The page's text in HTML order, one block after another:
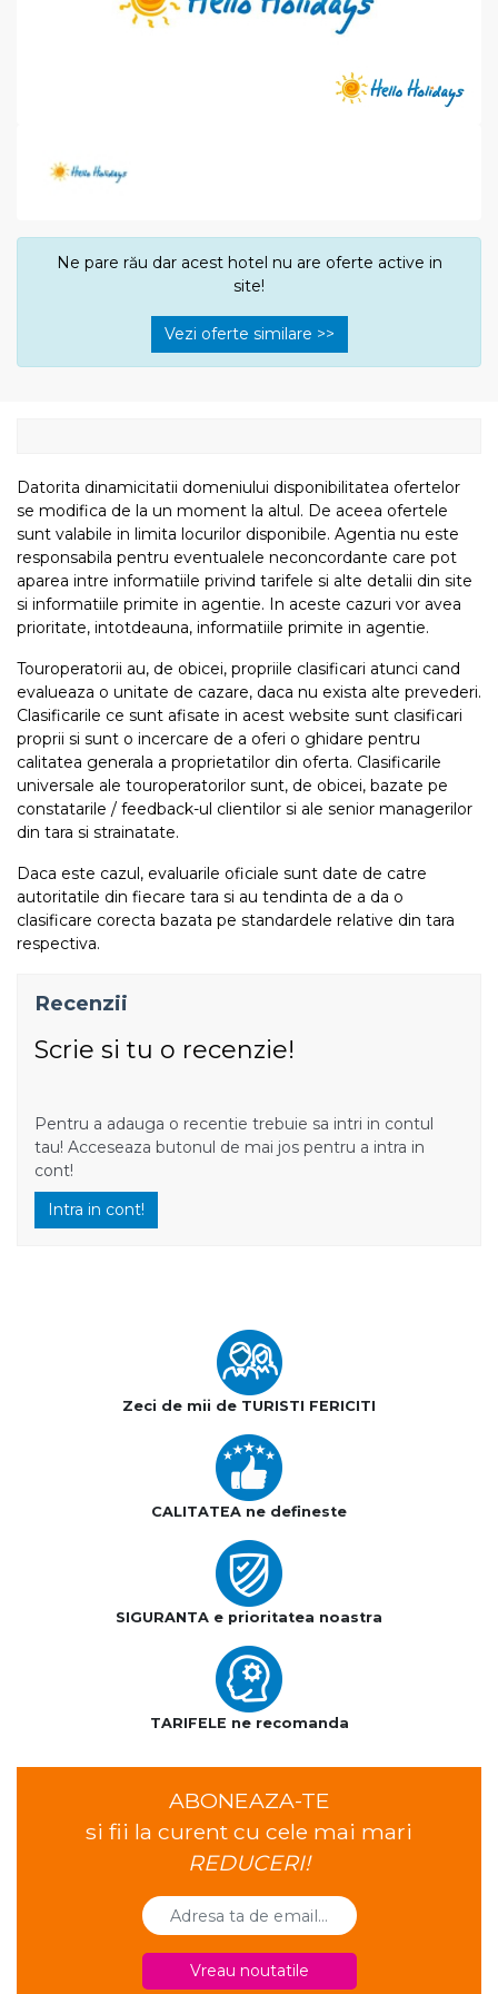
Ne pare rău dar acest hotel nu are oferte active in
site!
Vezi oferte similare >>
Datorita dinamicitatii domeniului disponibilitatea ofertelor
se modifica de la un moment la altul. De aceea ofertele
sunt valabile in limita locurilor disponibile. Agentia nu este
responsabila pentru eventualele neconcordante care pot
aparea intre informatiile privind tarifele si alte detalii din site
si informatiile primite in agentie. In aceste cazuri vor avea
prioritate, intotdeauna, informatiile primite in agentie.
Touroperatorii au, de obicei, propriile clasificari atunci cand
evalueaza o unitate de cazare, daca nu exista alte prevederi.
Clasificarile ce sunt afisate in acest website sunt clasificari
proprii si sunt o incercare de a oferi o ghidare pentru
calitatea generala a proprietatilor din oferta. Clasificarile
universale ale touroperatorilor sunt, de obicei, bazate pe
constatarile / feedback-ul clientilor si ale senior managerilor
din tara si strainatate.
Daca este cazul, evaluarile oficiale sunt date de catre
autoritatile din fiecare tara si au tendinta de a da o
clasificare corecta bazata pe standardele relative din tara
respectiva.
Recenzii
Scrie si tu o recenzie!
Pentru a adauga o recentie trebuie sa intri in contul
tau! Acceseaza butonul de mai jos pentru a intra in
cont!
Intra in cont!
Zeci de mii de TURISTI FERICITI
CALITATEA ne defineste
SIGURANTA e prioritatea noastra
TARIFELE ne recomanda
ABONEAZA-TE
si fii la curent cu cele mai mari
REDUCERI!
Vreau noutatile